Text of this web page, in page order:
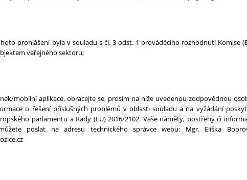
prohlášení byla v souladu s čl. 3 odst. 1 prováděcího rozhodnutí Komise
veřejného sektoru;
mobilní aplikace, obracejte se, prosím na níže uvedenou zodpovědnou
o řešení příslušných problémů v oblasti souladu a na vyžádání
parlamentu a Rady (EU) 2016/2102. Vaše náměty, postřehy či
poslat na adresu technického správce webu: Mgr. Eliška